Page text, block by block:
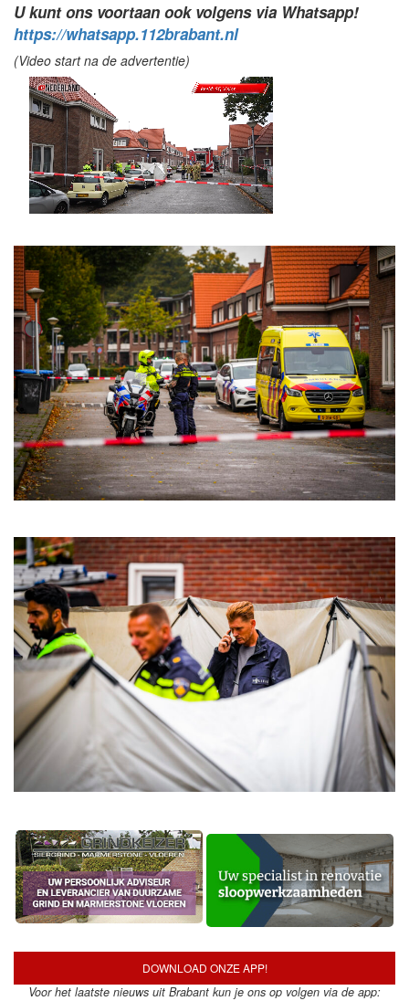
U kunt ons voortaan ook volgens via Whatsapp!
https://whatsapp.112brabant.nl
(Video start na de advertentie)
DOWNLOAD ONZE APP!
Voor het laatste nieuws uit Brabant kun je ons op volgen via de app: